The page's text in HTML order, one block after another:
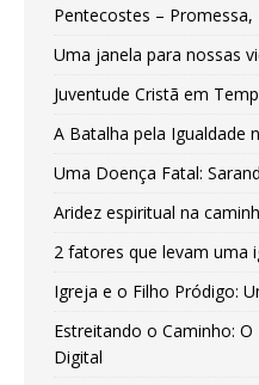
Pentecostes – Promessa,
Uma janela para nossas
Juventude Cristã em
A Batalha pela Igualdade
Uma Doença Fatal:
Aridez espiritual na
2 fatores que levam uma
Igreja e o Filho Pródigo:
Estreitando o Caminho:
Digital